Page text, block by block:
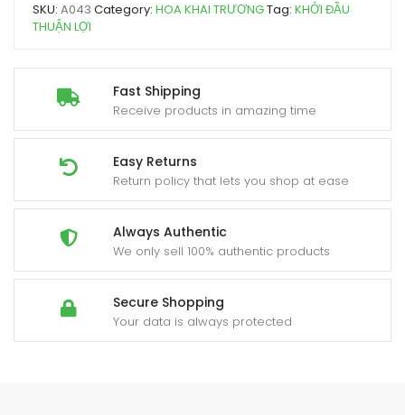
Fast Shipping
Receive products in amazing time
Easy Returns
Return policy that lets you shop at ease
Always Authentic
We only sell 100% authentic products
Secure Shopping
Your data is always protected
quantity
SKU: A043 Category: HOA KHAI TRƯƠNGTag: KHỞI ĐẦU
THUẬN LỢI